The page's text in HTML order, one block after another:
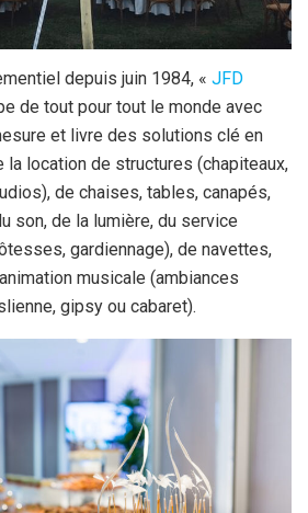
depuis juin 1984, « JFD
de tout pour tout le monde avec
et livre des solutions clé en
la location de structures (chapiteaux,
de chaises, tables, canapés,
son, de la lumière, du service
gardiennage), de navettes,
musicale (ambiances
gipsy ou cabaret).